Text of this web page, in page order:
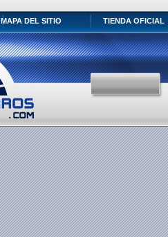
MAPA DEL SITIO TIENDA OFICIAL